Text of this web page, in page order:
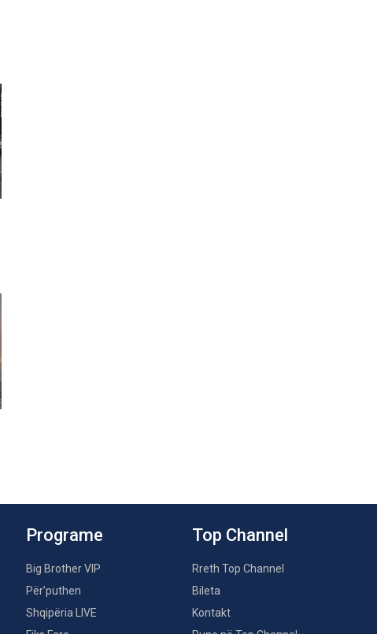
Programe
Big Brother VIP
Për’puthen
Shqipëria LIVE
Top Channel
Rreth Top Channel
Bileta
Kontakt